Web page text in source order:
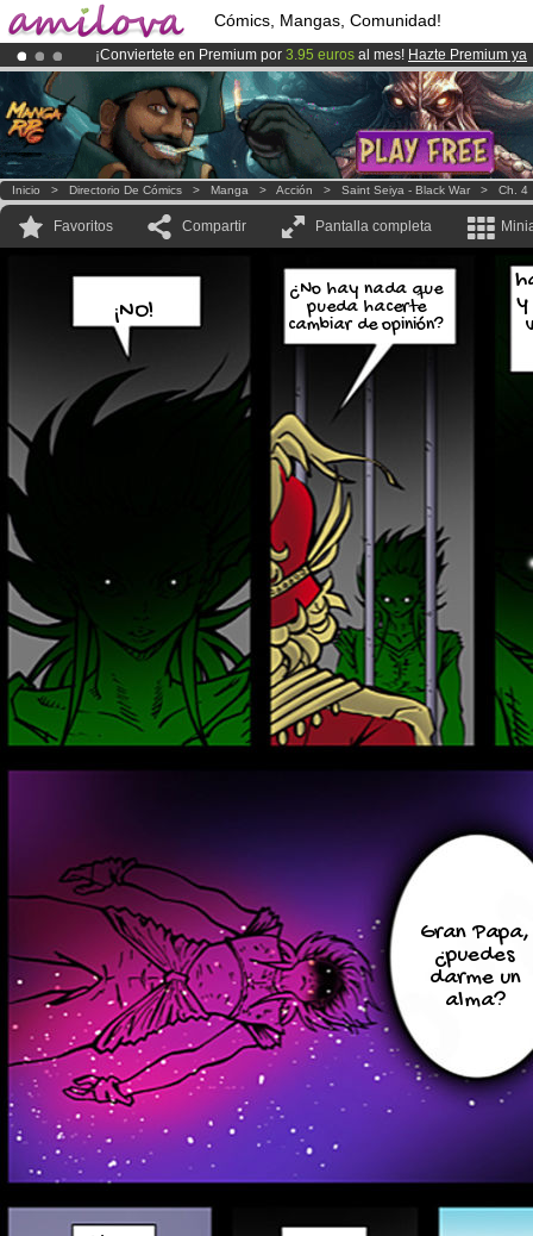
Cómics, Mangas, Comunidad!
¡Conviertete en Premium por 3.95 euros al mes! Hazte Premium ya
¡Ya tenemos 134393miembrosy 1208Cómics y Mangas!.
El Kickstarter Amilova está desormado lanzado!.
Inicio > Directorio De Cómics > Manga > Acción > Saint Seiya - Black War > Ch. 4
Favoritos Compartir Pantalla completa
¡NO!
¿No hay nada que
pueda hacerte
cambiar de opinión?
y
Gran Papa,
¿puedes
darme un
alma?